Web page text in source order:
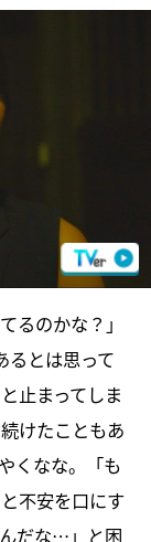
るのかな？」
るとは思って
止まってしま
けたこともあ
くなな。「も
不安を口にす
だな…」と困